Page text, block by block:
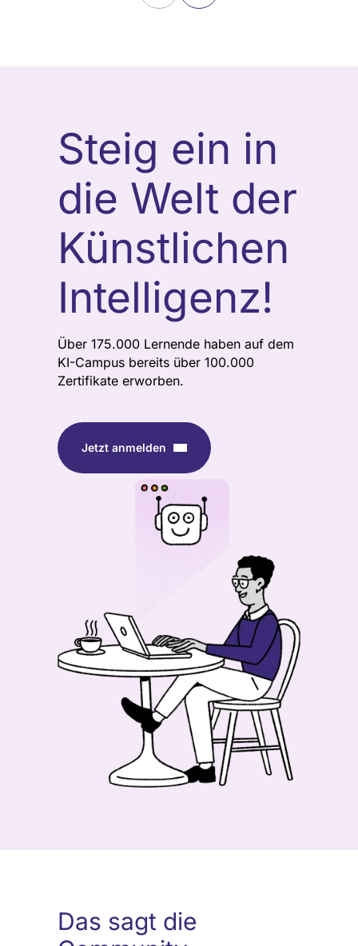
Steig ein in
die Welt der
Künstlichen
Intelligenz!
Über 175.000 Lernende haben auf dem
KI-Campus bereits über 100.000
Zertifikate erworben.
Jetzt anmelden
Das sagt die